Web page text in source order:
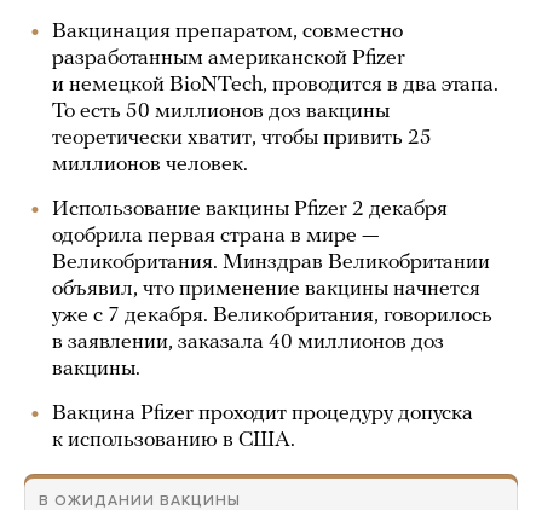
Вакцинация препаратом, совместно
разработанным американской Pfizer
и немецкой BioNTech, проводится в два этапа.
То есть 50 миллионов доз вакцины
теоретически хватит, чтобы привить 25
миллионов человек.
Использование вакцины Pfizer 2 декабря
одобрила первая страна в мире —
Великобритания. Минздрав Великобритании
объявил, что применение вакцины начнется
уже с 7 декабря. Великобритания, говорилось
в заявлении, заказала 40 миллионов доз
вакцины.
Вакцина Pfizer проходит процедуру допуска
к использованию в США.
В ОЖИДАНИИ ВАКЦИНЫ